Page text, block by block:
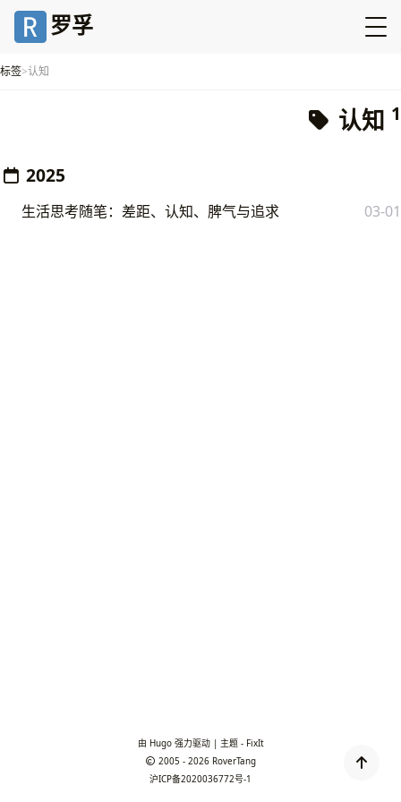
罗孚
标签 认知
认知 1
2025
生活思考随笔：差距、认知、脾气与追求 03-01
由 Hugo强力驱动 | 主题 - FixIt
2005 - 2026 RoverTang
沪ICP备2020036772号-1